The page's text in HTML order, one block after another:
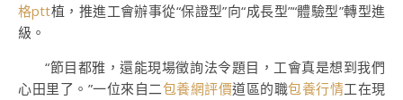
格ptt植，推進工會辦事從“保證型”向“成長型”“體驗型”轉型進
級。
“節目都雅，還能現場徵詢法令題目，工會真是想到我們
心田里了。”一位來自二包養網評價道區的職包養行情工在現